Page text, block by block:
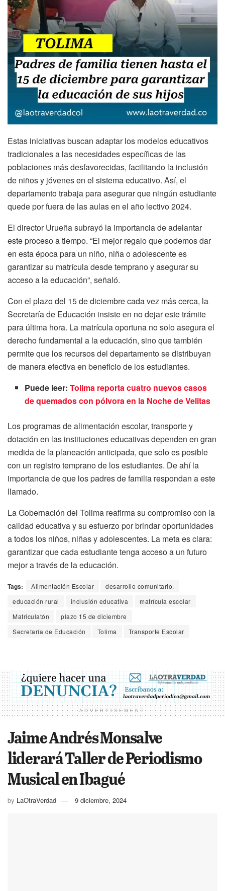
Estas iniciativas buscan adaptar los modelos educativos
tradicionales a las necesidades específicas de las
poblaciones más desfavorecidas, facilitando la inclusión
de niños y jóvenes en el sistema educativo. Así, el
departamento trabaja para asegurar que ningún estudiante
quede por fuera de las aulas en el año lectivo 2024.
El director Urueña subrayó la importancia de adelantar
este proceso a tiempo. “El mejor regalo que podemos dar
en esta época para un niño, niña o adolescente es
garantizar su matrícula desde temprano y asegurar su
acceso a la educación”, señaló.
Con el plazo del 15 de diciembre cada vez más cerca, la
Secretaría de Educación insiste en no dejar este trámite
para última hora. La matrícula oportuna no solo asegura el
derecho fundamental a la educación, sino que también
permite que los recursos del departamento se distribuyan
de manera efectiva en beneficio de los estudiantes.
Puede leer:Tolima reporta cuatro nuevos casos
de quemados con pólvora en la Noche de Velitas
Los programas de alimentación escolar, transporte y
dotación en las instituciones educativas dependen en gran
medida de la planeación anticipada, que solo es posible
con un registro temprano de los estudiantes. De ahí la
importancia de que los padres de familia respondan a este
llamado.
La Gobernación del Tolima reafirma su compromiso con la
calidad educativa y su esfuerzo por brindar oportunidades
a todos los niños, niñas y adolescentes. La meta es clara:
garantizar que cada estudiante tenga acceso a un futuro
mejor a través de la educación.
Tags: Alimentación Escolar
desarrollo comunitario.
educación rural
inclusión educativa
matrícula escolar
Matriculatón
plazo 15 de diciembre
Secretaría de Educación
Tolima Transporte Escolar
ADVERTISEMENT
Jaime Andrés Monsalve
liderará Taller de Periodismo
Musical en Ibagué
by LaOtraVerdad 9 diciembre, 2024